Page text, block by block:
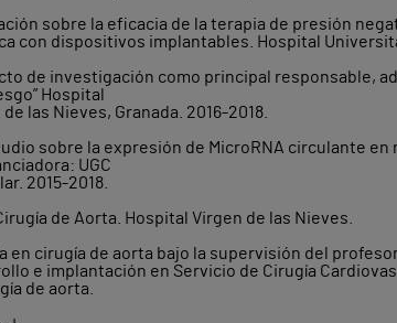
sobre la eficacia de la terapia de presión
con dispositivos implantables. Hospital
de investigación como principal responsable,
Hospital
las Nieves, Granada. 2016-2018.
sobre la expresión de MicroRNA circulante
UGC
2015-2018.
de Aorta. Hospital Virgen de las Nieves.
en cirugía de aorta bajo la supervisión del
e implantación en Servicio de Cirugía
de aorta.